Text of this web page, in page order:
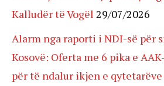
Kalludër të Vogël 29/07/2026
Alarm nga raporti i NDI-së për
Kosovë: Oferta me 6 pika e
për të ndalur ikjen e